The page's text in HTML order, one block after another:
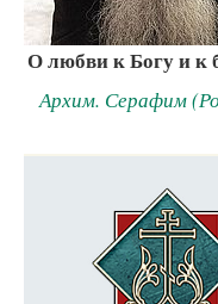
О любви к Богу и к
Архим. Серафим